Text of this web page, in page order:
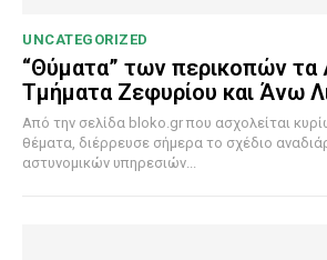
UNCATEGORIZED
“Θύματα” των περικοπών τα
Τμήματα Ζεφυρίου και Άνω
Από την σελίδα bloko.gr που ασχολείται
θέματα, διέρρευσε σήμερα το σχέδιο
αστυνομικών υπηρεσιών...